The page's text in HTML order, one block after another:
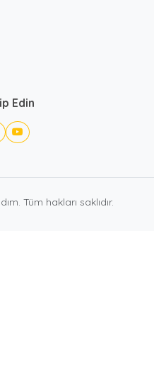
Edin
Tüm hakları saklıdır.